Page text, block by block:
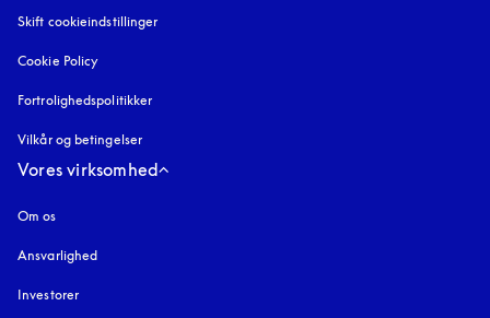
Skift cookieindstillinger
Cookie Policy
Fortrolighedspolitikker
Vilkår og betingelser
Vores virksomhed
Om os
Ansvarlighed
Investorer